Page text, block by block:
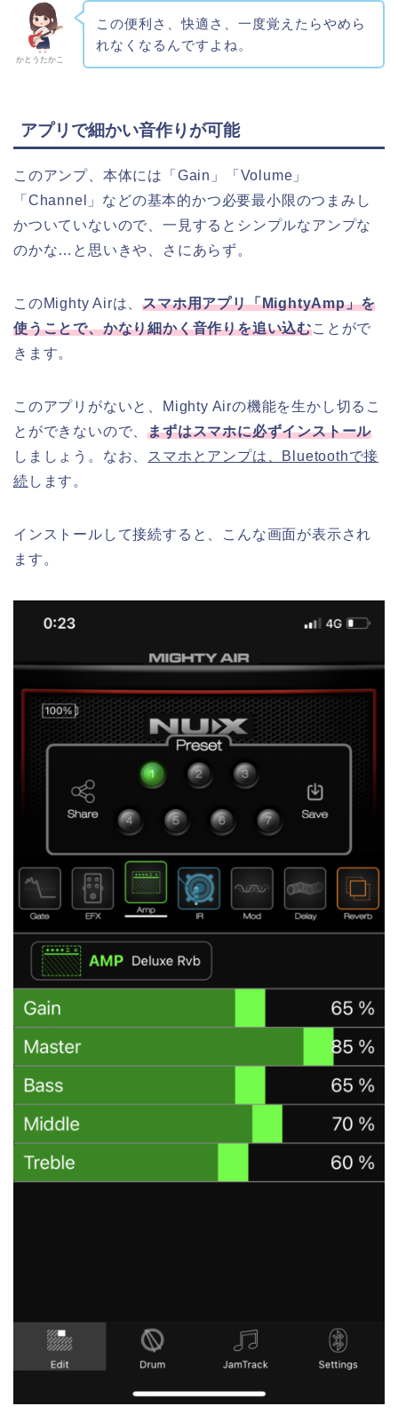
かとうたかこ
この便利さ、快適さ、一度覚えたらやめら
れなくなるんですよね。
アプリで細かい音作りが可能
このアンプ、本体には「Gain」「Volume」
「Channel」などの基本的かつ必要最小限のつまみし
かついていないので、一見するとシンプルなアンプな
のかな…と思いきや、さにあらず。
このMighty Airは、スマホ用アプリ「MightyAmp」を
使うことで、かなり細かく音作りを追い込むことがで
きます。
このアプリがないと、Mighty Airの機能を生かし切るこ
とができないので、まずはスマホに必ずインストール
しましょう。なお、
スマホとアンプは、Bluetoothで接
続 します。
インストールして接続すると、こんな画面が表示され
ます。